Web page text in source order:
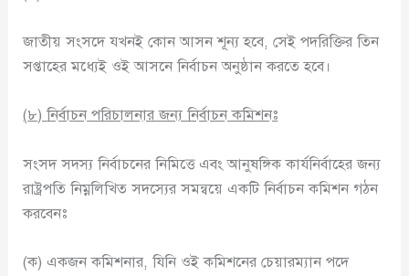
জাতীয় সংসদে যখনই কোন আসন শূন্য হবে, সেই পদরিক্তির তিন
সপ্তাহের মধ্যেই ওই আসনে নির্বাচন অনুষ্ঠান করতে হবে।
(৮)নির্বাচন পরিচালনার জন্যনির্বাচন কমিশনঃ
সংসদ সদস্য নির্বাচনের নিমিত্তে এবং আনুষঙ্গিক কার্যনির্বাহের জন্য
রাষ্ট্রপতি নিম্নলিখিত সদস্যের সমন্বয়ে একটি নির্বাচন কমিশন গঠন
করবেনঃ
(ক) একজন কমিশনার, যিনি ওই কমিশনের চেয়ারম্যান পদে